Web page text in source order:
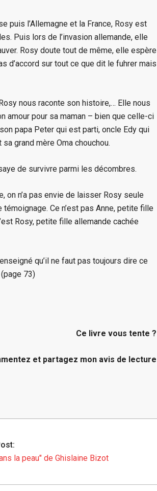
puis l’Allemagne et la France, Rosy est
Puis lors de l’invasion allemande, elle
Rosy doute tout de même, elle espère
d’accord sur tout ce que dit le fuhrer mais
nous raconte son histoire,… Elle nous
amour pour sa maman – bien que celle-ci
papa Peter qui est parti, oncle Edy qui
grand mère Oma chouchou.
de survivre parmi les décombres.
on n’a pas envie de laisser Rosy seule
témoignage. Ce n’est pas Anne, petite fille
Rosy, petite fille allemande cachée
qu’il ne faut pas toujours dire ce
73)
Ce livre vous tente ?
et partagez mon avis de lecture
la peau" de Ghislaine Bizot